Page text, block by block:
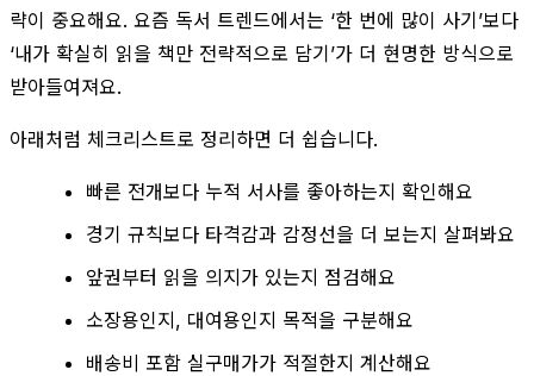
략이 중요해요. 요즘 독서 트렌드에서는 ‘한 번에 많이 사기’보다
‘내가 확실히 읽을 책만 전략적으로 담기’가 더 현명한 방식으로
받아들여져요.
아래처럼 체크리스트로 정리하면 더 쉽습니다.
빠른 전개보다 누적 서사를 좋아하는지 확인해요
경기 규칙보다 타격감과 감정선을 더 보는지 살펴봐요
앞권부터 읽을 의지가 있는지 점검해요
소장용인지, 대여용인지 목적을 구분해요
배송비 포함 실구매가가 적절한지 계산해요